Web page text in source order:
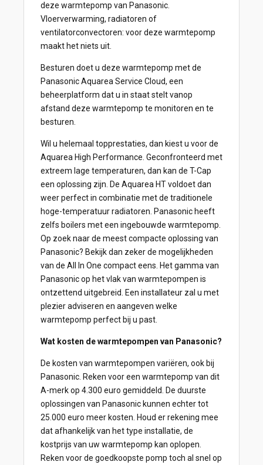
deze warmtepomp van Panasonic.
Vloerverwarming, radiatoren of
ventilatorconvectoren: voor deze warmtepomp
maakt het niets uit.
Besturen doet u deze warmtepomp met de
Panasonic Aquarea Service Cloud, een
beheerplatform dat u in staat stelt vanop
afstand deze warmtepomp te monitoren en te
besturen.
Wil u helemaal topprestaties, dan kiest u voor de
Aquarea High Performance. Geconfronteerd met
extreem lage temperaturen, dan kan de T-Cap
een oplossing zijn. De Aquarea HT voldoet dan
weer perfect in combinatie met de traditionele
hoge-temperatuur radiatoren. Panasonic heeft
zelfs boilers met een ingebouwde warmtepomp.
Op zoek naar de meest compacte oplossing van
Panasonic? Bekijk dan zeker de mogelijkheden
van de All In One compact eens. Het gamma van
Panasonic op het vlak van warmtepompen is
ontzettend uitgebreid. Een installateur zal u met
plezier adviseren en aangeven welke
warmtepomp perfect bij u past.
Wat kosten de warmtepompen van Panasonic?
De kosten van warmtepompen variëren, ook bij
Panasonic. Reken voor een warmtepomp van dit
A-merk op 4.300 euro gemiddeld. De duurste
oplossingen van Panasonic kunnen echter tot
25.000 euro meer kosten. Houd er rekening mee
dat afhankelijk van het type installatie, de
kostprijs van uw warmtepomp kan oplopen.
Reken voor de goedkoopste pomp toch al snel op